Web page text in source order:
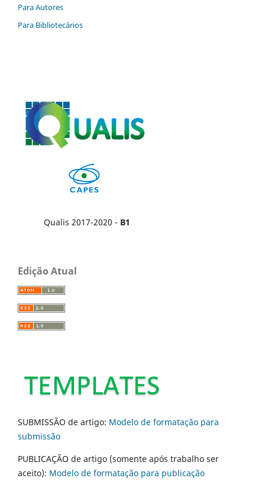
Para Autores
Para Bibliotecários
Qualis 2017-2020 - B1
Edição Atual
SUBMISSÃO de artigo: Modelo de formatação para
submissão
PUBLICAÇÃO de artigo (somente após trabalho ser
aceito): Modelo de formatação para publicação